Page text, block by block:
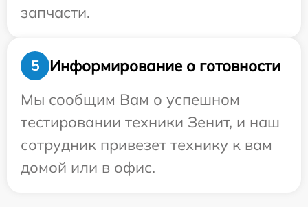
запчасти.
5
Информирование о готовности
Мы сообщим Вам о успешном
тестировании техники Зенит, и наш
сотрудник привезет технику к вам
домой или в офис.